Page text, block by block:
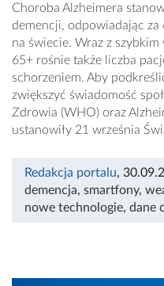
Choroba Alzheimera
demencji, odpowiadając
na świecie. Wraz z
65+ rośnie także liczba
schorzeniem. Aby
zwiększyć świadomość
Zdrowia (WHO) oraz
ustanowiły 21 września
Redakcja portalu,
demencja, smartfony,
nowe technologie, dane